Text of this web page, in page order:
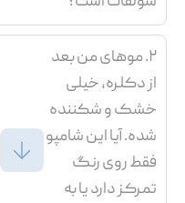
۲. موهای من بعد
از دکلره، خیلی
خشک و شکننده
شده. آیا این شامپو
فقط روی رنگ
تمرکز دارد یا به